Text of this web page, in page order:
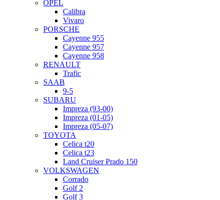
OPEL
Calibra
Vivaro
PORSCHE
Cayenne 955
Cayenne 957
Cayenne 958
RENAULT
Trafic
SAAB
9-5
SUBARU
Impreza (93-00)
Impreza (01-05)
Impreza (05-07)
TOYOTA
Celica t20
Celica t23
Land Cruiser Prado 150
VOLKSWAGEN
Corrado
Golf 2
Golf 3